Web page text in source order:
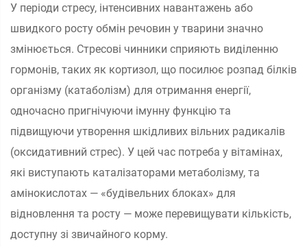
поживних речовин
У періоди стресу, інтенсивних навантажень або
швидкого росту обмін речовин у тварини значно
змінюється. Стресові чинники сприяють виділенню
гормонів, таких як кортизол, що посилює розпад білків
організму (катаболізм) для отримання енергії,
одночасно пригнічуючи імунну функцію та
підвищуючи утворення шкідливих вільних радикалів
(оксидативний стрес). У цей час потреба у вітамінах,
які виступають каталізаторами метаболізму, та
амінокислотах — «будівельних блоках» для
відновлення та росту — може перевищувати кількість,
доступну зі звичайного корму.